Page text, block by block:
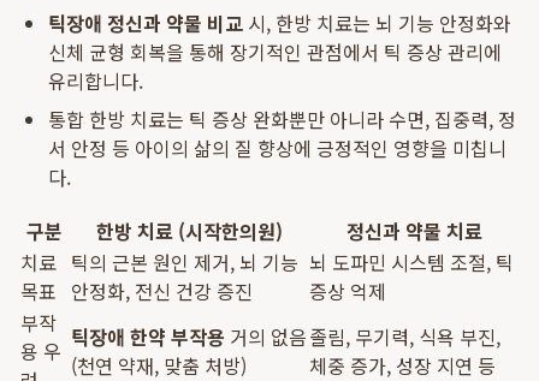
틱장애 정신과 약물 비교 시, 한방 치료는 뇌 기능 안정화와
신체 균형 회복을 통해 장기적인 관점에서 틱 증상 관리에
유리합니다.
통합 한방 치료는 틱 증상 완화뿐만 아니라 수면, 집중력, 정
서 안정 등 아이의 삶의 질 향상에 긍정적인 영향을 미칩니
다.
구분
한방 치료 (시작한의원)
정신과 약물 치료
치료
목표
틱의 근본 원인 제거, 뇌 기능
안정화, 전신 건강 증진
뇌 도파민 시스템 조절, 틱
증상 억제
부작
용 우 틱장애 한약 부작용 거의 없음
(천연 약재, 맞춤 처방)
졸림, 무기력, 식욕 부진,
체중 증가, 성장 지연 등